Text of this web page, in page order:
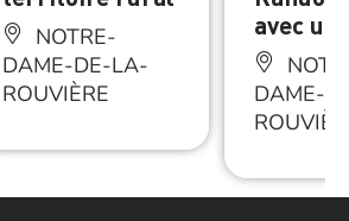
NOTRE-
DAME-DE-LA-
ROUVIÈRE
avec un
DAME-